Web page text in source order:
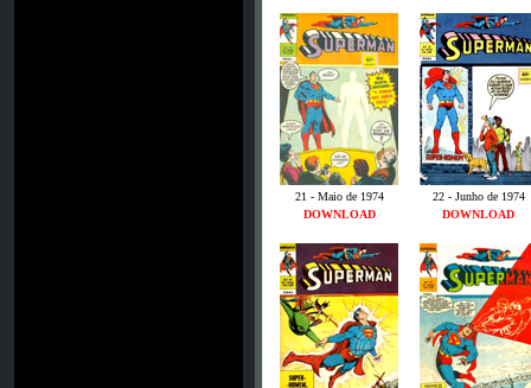
21 - Maio de 1974
22 - Junho de 1974
DOWNLOAD
DOWNLOAD